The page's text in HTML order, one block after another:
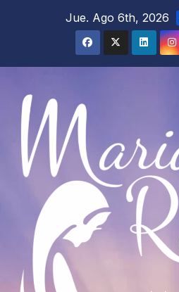
Jue. Ago 6th, 2026